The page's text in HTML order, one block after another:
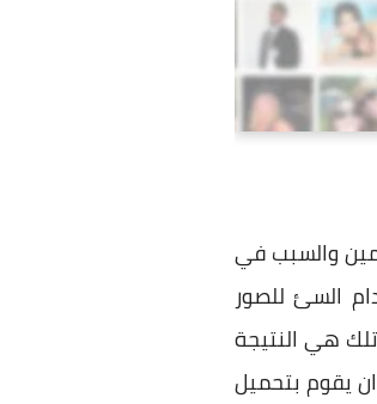
والسبب في
السئ للصور
هي النتيجة
يقوم بتحميل